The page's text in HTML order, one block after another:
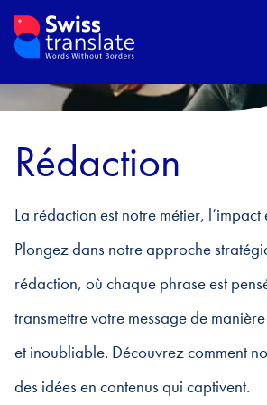
Rédaction
La rédaction est notre métier,
Plongez dans notre approche
rédaction, où chaque phrase est
transmettre votre message de
et inoubliable. Découvrez comment
des idées en contenus qui captivent.